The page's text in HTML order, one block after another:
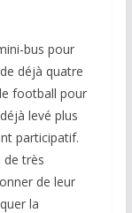
bus pour
déjà quatre
football pour
levé plus
participatif.
de très
de leur
la